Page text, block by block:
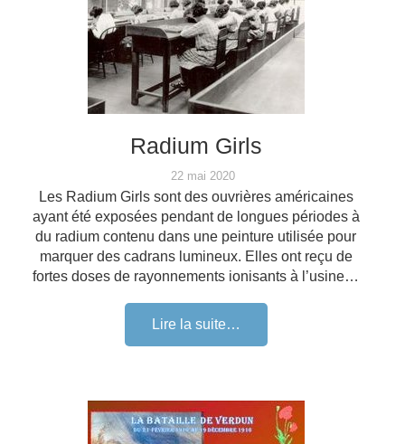
Radium Girls
22 mai 2020
Les Radium Girls sont des ouvrières américaines
ayant été exposées pendant de longues périodes à
du radium contenu dans une peinture utilisée pour
marquer des cadrans lumineux. Elles ont reçu de
fortes doses de rayonnements ionisants à l’usine…
Lire la suite…